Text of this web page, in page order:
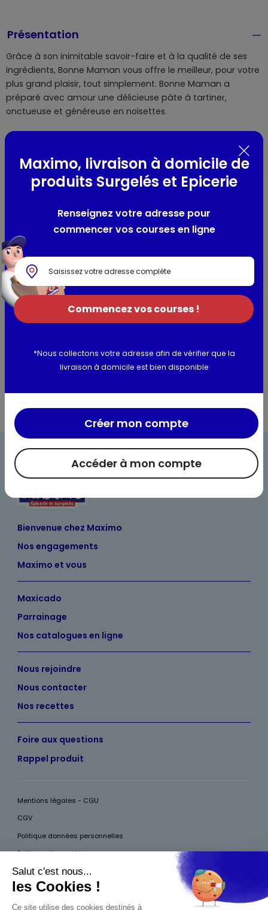
Présentation
Grâce à son inimitable savoir-faire et à la qualité de ses
ingrédients, Bonne Maman vous offre le meilleur, pour votre
plus grand plaisir, tout simplement. Bonne Maman a
préparé avec amour une délicieuse pâte à tartiner,
onctueuse et généreuse en noisettes.
Utilisation et conservation
Ingrédients : Sucre, NOISETTES 20%, huiles végétales
(tournesol, colza), LAIT écrémé en poudre, cacao maigre
tournesol, extrait de vanille. Peut contenir d'autres FRUITS A
Allergènes :
Valeurs nutritionnelles
Informations complémentaires
Bienvenue chez Maximo
Nos engagements
Maximo et vous
Maxicado
Parrainage
Nos catalogues en ligne
Nous rejoindre
Nous contacter
Nos recettes
Foire aux questions
Rappel produit
Mentions légales - CGU
CGV
Politique données personnelles
Politique des cookies
Accessibilité
Maximo, livraison à domicile de
produits Surgelés et Epicerie
Renseignez votre adresse pour
commencer vos courses en ligne
Commencez vos courses !
*Nous collectons votre adresse afin de vérifier que la
livraison à domicile est bien disponible
Accéder à mon compte
Créer mon compte